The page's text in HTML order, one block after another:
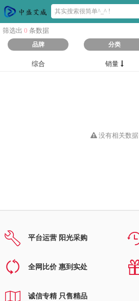
筛选出 0 条数据
品牌 分类
综合 销量
没有相关数据
平台运营 阳光采购
全网比价 惠到实处
诚信专精 只售精品